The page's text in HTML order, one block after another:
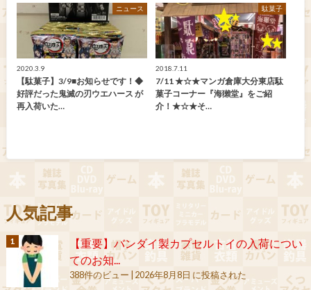
ニュース
2020.3.9
【駄菓子】3/9■お知らせです！◆
好評だった鬼滅の刃ウエハース が
再入荷いた…
駄菓子
2018.7.11
7/11 ★☆★マンガ倉庫大分東店駄
菓子コーナー『海獺堂』をご紹
介！★☆★そ…
人気記事
【重要】バンダイ製カプセルトイの入荷につい
てのお知...
388件のビュー 2026年8月8日 に投稿された